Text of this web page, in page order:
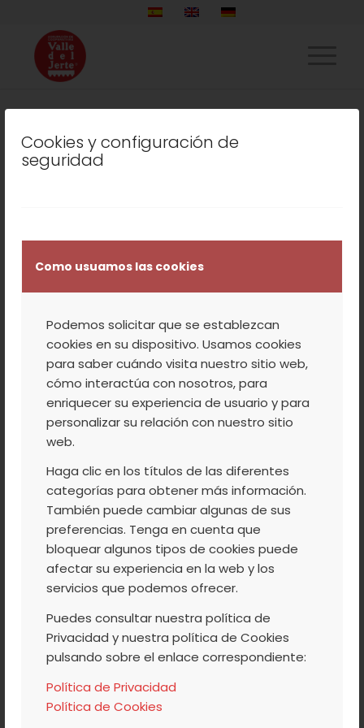
Cookies y configuración de
seguridad
Como usuamos las cookies
Podemos solicitar que se establezcan
cookies en su dispositivo. Usamos cookies
para saber cuándo visita nuestro sitio web,
cómo interactúa con nosotros, para
enriquecer su experiencia de usuario y para
personalizar su relación con nuestro sitio
web.
Haga clic en los títulos de las diferentes
categorías para obtener más información.
También puede cambiar algunas de sus
preferencias. Tenga en cuenta que
bloquear algunos tipos de cookies puede
afectar su experiencia en la web y los
servicios que podemos ofrecer.
Puedes consultar nuestra política de
Privacidad y nuestra política de Cookies
pulsando sobre el enlace correspondiente:
Política de Privacidad
Política de Cookies
LISTADO DE LA ETIQUETA:
PRODUCTOS,TURISMO,VALLE DEL JERTE
VIAJE MÁGICO CON
LOS NIÑOS: CEREZO EN
FLOR EN EL VALLE DEL
JERTE ¡DESCÚBRELO!
Ya estamos en primavera y por fin salimos
todos de la cueva en la que nos metemos
durante el invierno. Los días son más
largos, más soleados y nuestro cuerpo nos
pide desesperadamente estar al aire libre.
Se acercan puentes y vacaciones y
empezamos buscar dónde podemos hacer
ser posible, un lugar donde los niños y los
adultos podamos disfrutar a la vez.
Leer más